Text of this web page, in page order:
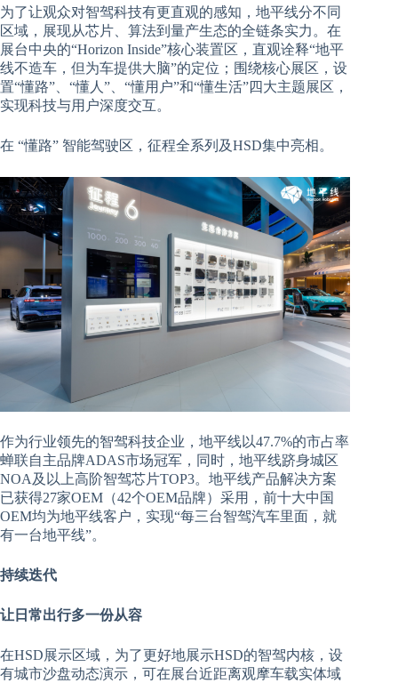
为了让观众对智驾科技有更直观的感知，地平线分不同
区域，展现从芯片、算法到量产生态的全链条实力。在
展台中央的“Horizon Inside”核心装置区，直观诠释“地平
线不造车，但为车提供大脑”的定位；围绕核心展区，设
置“懂路”、“懂人”、“懂用户”和“懂生活”四大主题展区，
实现科技与用户深度交互。
在 “懂路” 智能驾驶区，征程全系列及HSD集中亮相。
作为行业领先的智驾科技企业，地平线以47.7%的市占率
蝉联自主品牌ADAS市场冠军，同时，地平线跻身城区
NOA及以上高阶智驾芯片TOP3。地平线产品解决方案
已获得27家OEM（42个OEM品牌）采用，前十大中国
OEM均为地平线客户，实现“每三台智驾汽车里面，就
有一台地平线”。
持续迭代
让日常出行多一份从容
在HSD展示区域，为了更好地展示HSD的智驾内核，设
有城市沙盘动态演示，可在展台近距离观摩车载实体域